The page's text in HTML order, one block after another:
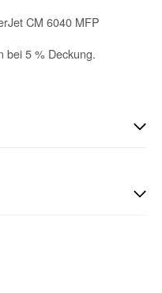
CM 6040 MFP
bei 5 % Deckung.